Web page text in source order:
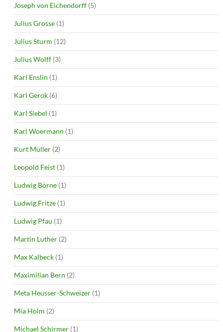
Joseph von Eichendorff (5)
Julius Grosse (1)
Julius Sturm (12)
Julius Wolff (3)
Karl Enslin (1)
Karl Gerok (6)
Karl Siebel (1)
Karl Woermann (1)
Kurt Müller (2)
Leopold Feist (1)
Ludwig Börne (1)
Ludwig Fritze (1)
Ludwig Pfau (1)
Martin Luther (2)
Max Kalbeck (1)
Maximilian Bern (2)
Meta Heusser-Schweizer (1)
Mia Holm (2)
Michael Schirmer (1)